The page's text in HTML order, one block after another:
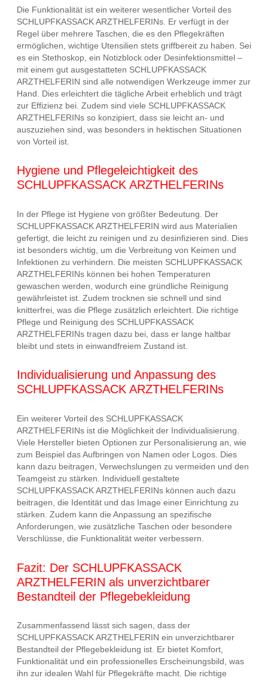
Die Funktionalität ist ein weiterer wesentlicher Vorteil des
SCHLUPFKASSACK ARZTHELFERINs. Er verfügt in der
Regel über mehrere Taschen, die es den Pflegekräften
ermöglichen, wichtige Utensilien stets griffbereit zu haben. Sei
es ein Stethoskop, ein Notizblock oder Desinfektionsmittel –
mit einem gut ausgestatteten SCHLUPFKASSACK
ARZTHELFERIN sind alle notwendigen Werkzeuge immer zur
Hand. Dies erleichtert die tägliche Arbeit erheblich und trägt
zur Effizienz bei. Zudem sind viele SCHLUPFKASSACK
ARZTHELFERINs so konzipiert, dass sie leicht an- und
auszuziehen sind, was besonders in hektischen Situationen
von Vorteil ist.
Hygiene und Pflegeleichtigkeit des
SCHLUPFKASSACK ARZTHELFERINs
In der Pflege ist Hygiene von größter Bedeutung. Der
SCHLUPFKASSACK ARZTHELFERIN wird aus Materialien
gefertigt, die leicht zu reinigen und zu desinfizieren sind. Dies
ist besonders wichtig, um die Verbreitung von Keimen und
Infektionen zu verhindern. Die meisten SCHLUPFKASSACK
ARZTHELFERINs können bei hohen Temperaturen
gewaschen werden, wodurch eine gründliche Reinigung
gewährleistet ist. Zudem trocknen sie schnell und sind
knitterfrei, was die Pflege zusätzlich erleichtert. Die richtige
Pflege und Reinigung des SCHLUPFKASSACK
ARZTHELFERINs tragen dazu bei, dass er lange haltbar
bleibt und stets in einwandfreiem Zustand ist.
Individualisierung und Anpassung des
SCHLUPFKASSACK ARZTHELFERINs
Ein weiterer Vorteil des SCHLUPFKASSACK
ARZTHELFERINs ist die Möglichkeit der Individualisierung.
Viele Hersteller bieten Optionen zur Personalisierung an, wie
zum Beispiel das Aufbringen von Namen oder Logos. Dies
kann dazu beitragen, Verwechslungen zu vermeiden und den
Teamgeist zu stärken. Individuell gestaltete
SCHLUPFKASSACK ARZTHELFERINs können auch dazu
beitragen, die Identität und das Image einer Einrichtung zu
stärken. Zudem kann die Anpassung an spezifische
Anforderungen, wie zusätzliche Taschen oder besondere
Verschlüsse, die Funktionalität weiter verbessern.
Fazit: Der SCHLUPFKASSACK
ARZTHELFERIN als unverzichtbarer
Bestandteil der Pflegebekleidung
Zusammenfassend lässt sich sagen, dass der
SCHLUPFKASSACK ARZTHELFERIN ein unverzichtbarer
Bestandteil der Pflegebekleidung ist. Er bietet Komfort,
Funktionalität und ein professionelles Erscheinungsbild, was
ihn zur idealen Wahl für Pflegekräfte macht. Die richtige